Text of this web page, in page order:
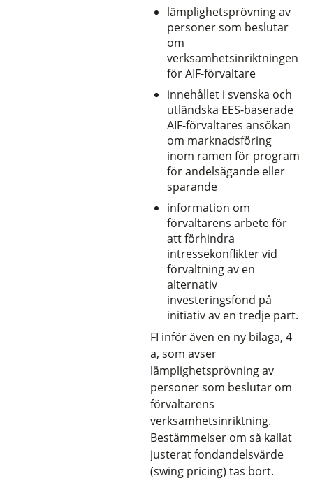
lämplighetsprövning av
personer som beslutar
om
verksamhetsinriktningen
för AIF-förvaltare
innehållet i svenska och
utländska EES-baserade
AIF-förvaltares ansökan
om marknadsföring
inom ramen för program
för andelsägande eller
sparande
information om
förvaltarens arbete för
att förhindra
intressekonflikter vid
förvaltning av en
alternativ
investeringsfond på
initiativ av en tredje part.
FI inför även en ny bilaga, 4
a, som avser
lämplighetsprövning av
personer som beslutar om
förvaltarens
verksamhetsinriktning.
Bestämmelser om så kallat
justerat fondandelsvärde
(swing pricing) tas bort.